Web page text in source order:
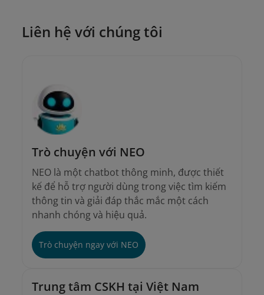
được hướng dẫn trực tiếp.
Liên hệ với chúng tôi
Trò chuyện với NEO
NEO là một chatbot thông minh, được thiết
kế để hỗ trợ người dùng trong việc tìm kiếm
thông tin và giải đáp thắc mắc một cách
nhanh chóng và hiệu quả.
Trò chuyện ngay với NEO
Trung tâm CSKH tại Việt Nam